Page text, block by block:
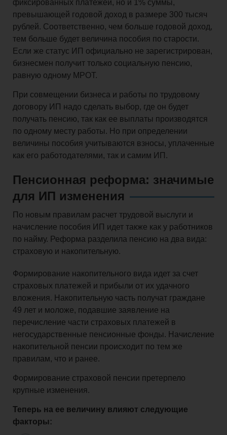
фиксированных платежей, но и 1% суммы,
превышающей годовой доход в размере 300 тысяч
рублей. Соответственно, чем больше годовой доход,
тем больше будет величина пособия по старости.
Если же статус ИП официально не зарегистрирован,
бизнесмен получит только социальную пенсию,
равную одному МРОТ.
При совмещении бизнеса и работы по трудовому
договору ИП надо сделать выбор, где он будет
получать пенсию, так как ее выплаты производятся
по одному месту работы. Но при определении
величины пособия учитываются взносы, уплаченные
как его работодателями, так и самим ИП.
Пенсионная реформа: значимые
для ИП изменения
По новым правилам расчет трудовой выслуги и
начисление пособия ИП идет также как у работников
по найму. Реформа разделила пенсию на два вида:
страховую и накопительную.
Формирование накопительного вида идет за счет
страховых платежей и прибыли от их удачного
вложения. Накопительную часть получат граждане
49 лет и моложе, подавшие заявление на
перечисление части страховых платежей в
негосударственные пенсионные фонды. Начисление
накопительной пенсии происходит по тем же
правилам, что и ранее.
Формирование страховой пенсии претерпело
крупные изменения.
Теперь на ее величину влияют следующие
факторы: